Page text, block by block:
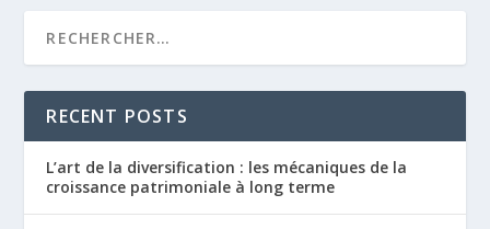
RECENT POSTS
L’art de la diversification : les mécaniques de la
croissance patrimoniale à long terme